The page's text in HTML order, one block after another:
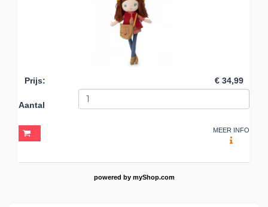
Prijs: € 34,99
Aantal
MEER INFO
powered by myShop.com